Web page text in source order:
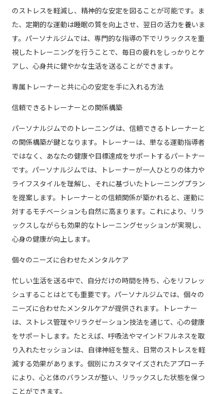
のストレスを軽減し、精神的な安定を図ることが可能です。ま
た、定期的な運動は睡眠の質を向上させ、翌日の活力を養いま
す。パーソナルジムでは、専門的な指導の下でリラックスを重
視したトレーニングを行うことで、毎日の疲れをしっかりとケ
アし、心身共に健やかな生活を送ることができます。
専属トレーナーと共に心の安定を手に入れる方法
信頼できるトレーナーとの関係構築
パーソナルジムでのトレーニングは、信頼できるトレーナーと
の関係構築が鍵となります。トレーナーは、単なる運動指導者
ではなく、あなたの健康や目標達成をサポートするパートナー
です。パーソナルジムでは、トレーナーが一人ひとりの体力や
ライフスタイルを理解し、それに基づいたトレーニングプラン
を提案します。トレーナーとの信頼関係が築かれると、運動に
対するモチベーションも自然に高まります。これにより、リラ
ックスしながらも効果的なトレーニングセッションが実現し、
心身の健康が向上します。
個々のニーズに合わせたメンタルケア
忙しい生活を送る中で、自分だけの時間を持ち、心をリフレッ
シュすることはとても重要です。パーソナルジムでは、個々の
ニーズに合わせたメンタルケアが提供されます。トレーナー
は、ストレス管理やリラクゼーション技法を通じて、心の健康
をサポートします。たとえば、呼吸法やマインドフルネスを取
り入れたセッションは、自律神経を整え、日常のストレスを軽
減する効果があります。個別にカスタマイズされたアプローチ
により、心と体のバランスが整い、リラックスした状態を保つ
ことができます。